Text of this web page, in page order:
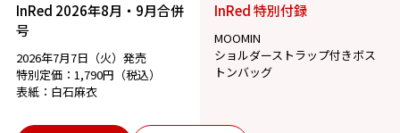
InRed 2026年8月・9月合併
号
2026年7月7日（火）発売
特別定価：1,790円（税込）
表紙：白石麻衣
InRed 特別付録
MOOMIN
ショルダーストラップ付きボス
トンバッグ